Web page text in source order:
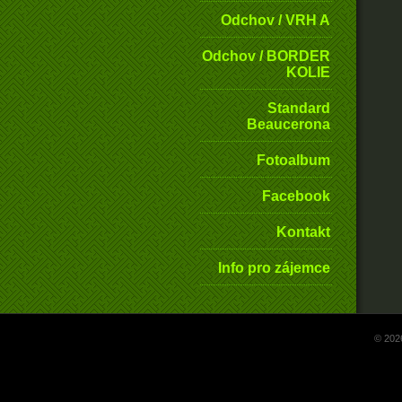
Odchov / VRH A
Odchov / BORDER
KOLIE
Standard
Beaucerona
Fotoalbum
Facebook
Kontakt
Info pro zájemce
©